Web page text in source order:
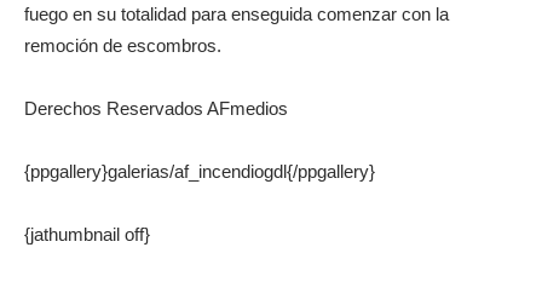
fuego en su totalidad para enseguida comenzar con la
remoción de escombros.
Derechos Reservados AFmedios
{ppgallery}galerias/af_incendiogdl{/ppgallery}
{jathumbnail off}